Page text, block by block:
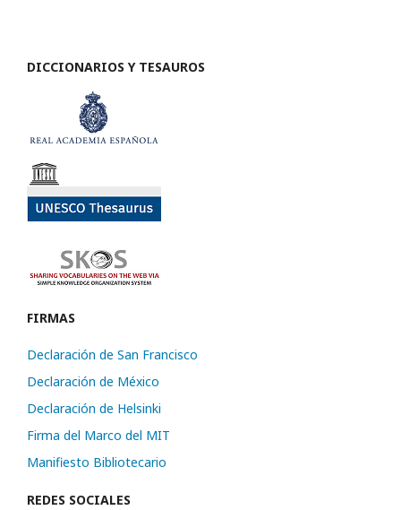
DICCIONARIOS Y TESAUROS
FIRMAS
Declaración de San Francisco
Declaración de México
Declaración de Helsinki
Firma del Marco del MIT
Manifiesto Bibliotecario
REDES SOCIALES